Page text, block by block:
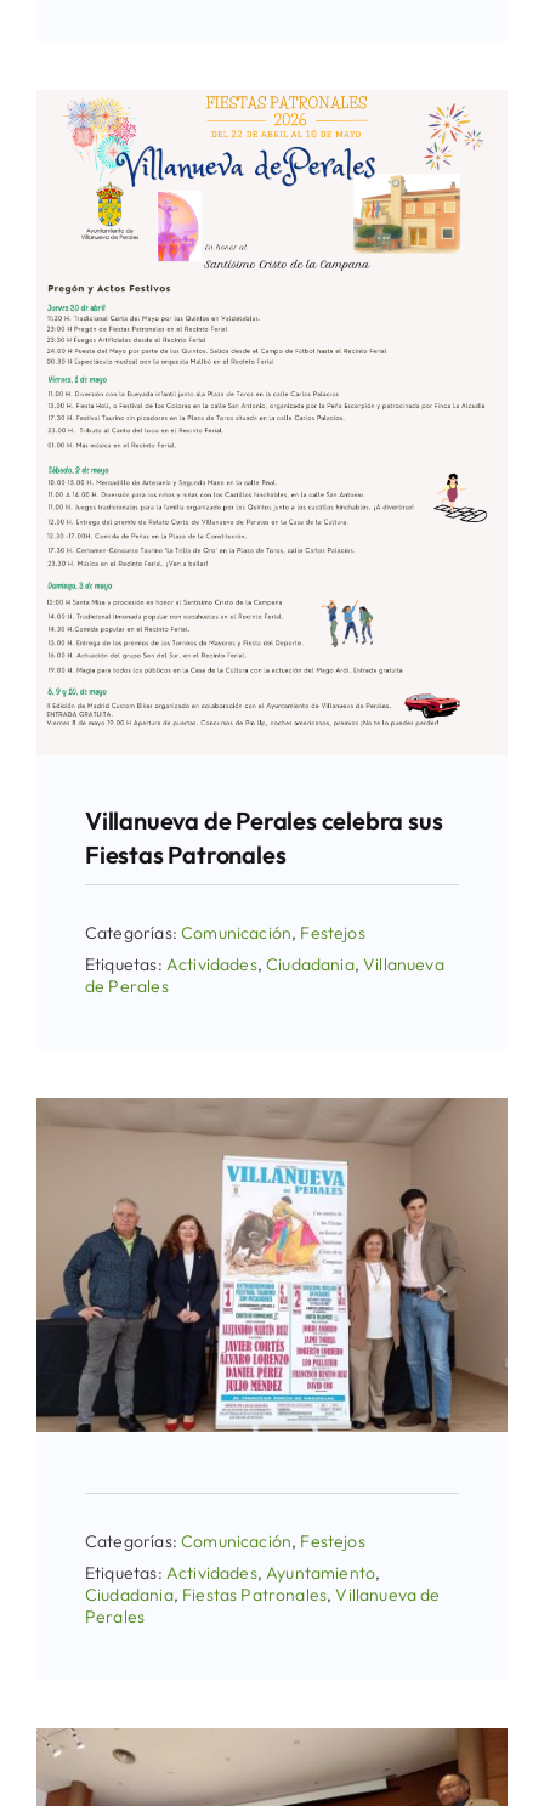
Villanueva de Perales celebra sus
Fiestas Patronales
Categorías:Comunicación, Festejos
Etiquetas: Actividades,Ciudadania,Villanueva
de Perales
Categorías:Comunicación, Festejos
Etiquetas: Actividades,Ayuntamiento,
Ciudadania, Fiestas Patronales,Villanueva de
Perales